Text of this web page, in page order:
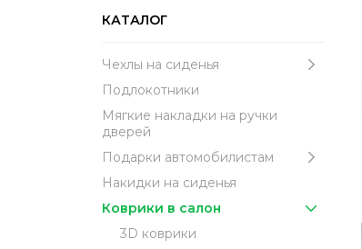
КАТАЛОГ
Чехлы на сиденья
Подлокотники
Мягкие накладки на ручки
дверей
Подарки автомобилистам
Накидки на сиденья
Коврики в салон
3D коврики